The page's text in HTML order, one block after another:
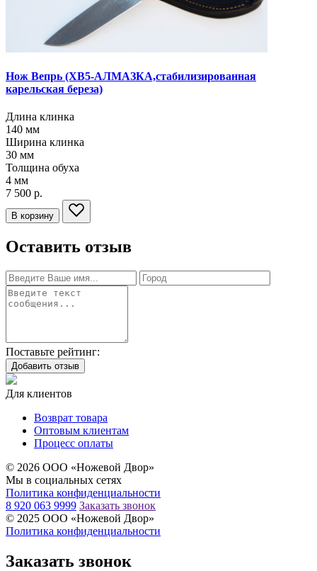
Нож Вепрь (ХВ5-АЛМАЗКА,стабилизированная
карельская береза)
Длина клинка
140 мм
Ширина клинка
30 мм
Толщина обуха
4 мм
7 500 р.
В корзину
Оставить отзыв
Поставьте рейтинг:
Добавить отзыв
Для клиентов
Возврат товара
Оптовым клиентам
Процесс оплаты
© 2026 ООО «Ножевой Двор»
Мы в социальных сетях
Политика конфиденциальности
8 920 063 9999 Заказать звонок
© 2025 ООО «Ножевой Двор»
Политика конфиденциальности
Заказать звонок